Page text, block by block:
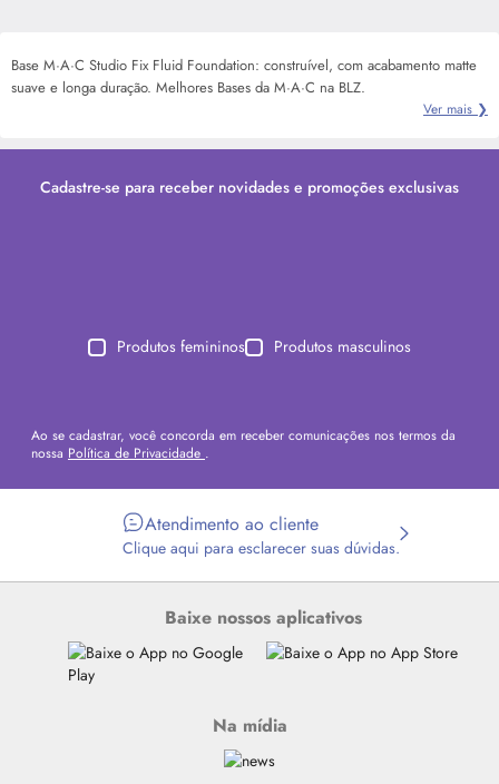
Base M·A·C Studio Fix Fluid Foundation: construível, com acabamento matte
suave e longa duração. Melhores Bases da M·A·C na BLZ.
Ver mais ❯
Cadastre-se para receber novidades e promoções exclusivas
Produtos femininos Produtos masculinos
Ao se cadastrar, você concorda em receber comunicações nos termos da
nossa Política de Privacidade .
Atendimento ao cliente
Clique aqui para esclarecer suas dúvidas.
Baixe nossos aplicativos
Na mídia